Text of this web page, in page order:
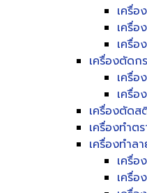
เครื่อ
เครื่อ
เครื่อ
เครื่องตัดก
เครื่อ
เครื่อ
เครื่องตัดส
เครื่องทำต
เครื่องทำล
เครื่อ
เครื่อ